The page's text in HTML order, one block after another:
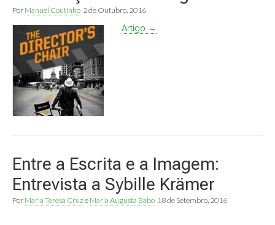
Por Manuel Coutinho 2 de Outubro, 2016
Artigo →
Entre a Escrita e a Imagem:
Entrevista a Sybille Krämer
Por Maria Teresa Cruz e Maria Augusta Babo 18 de Setembro, 2016